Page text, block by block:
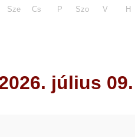
Sze Cs P Szo V H
július 09.